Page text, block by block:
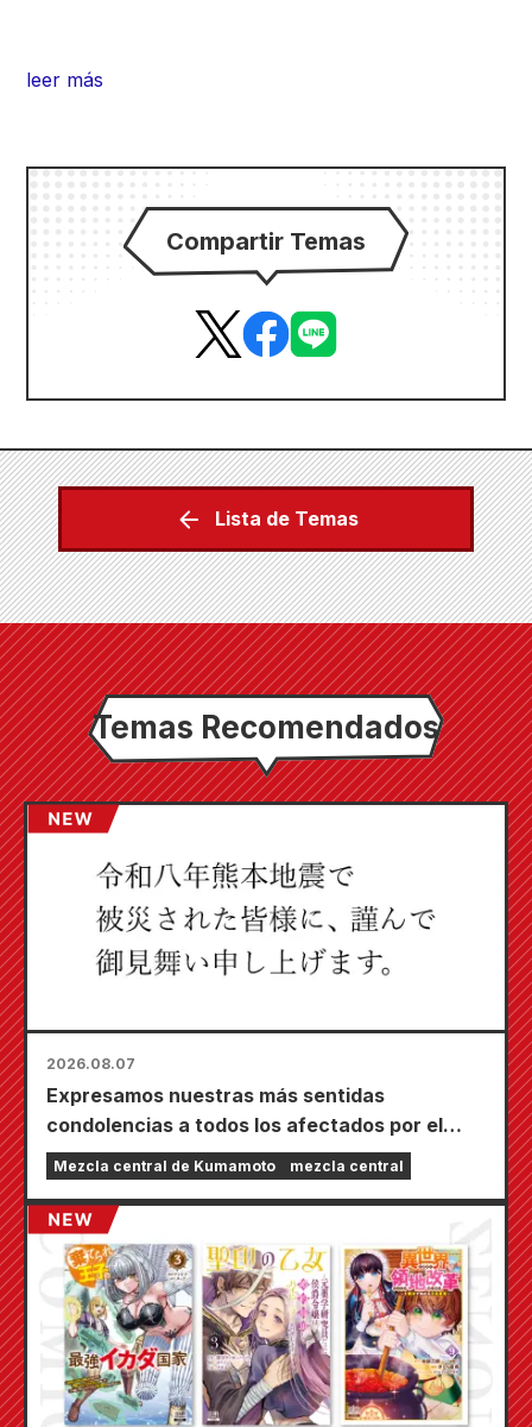
leer más
Compartir Temas
Lista de Temas
Temas Recomendados
2026.08.07
Expresamos nuestras más sentidas
condolencias a todos los afectados por el
terremoto de Kumamoto de 2026.
Mezcla central de Kumamoto mezcla central